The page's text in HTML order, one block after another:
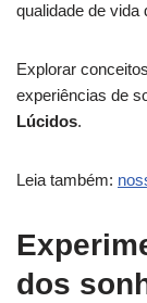
qualidade de
Explorar
experiências de
Lúcidos.
Leia também:
dos